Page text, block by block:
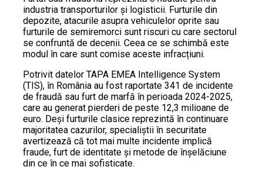
industria transporturilor și logisticii. Furturile din
depozite, atacurile asupra vehiculelor oprite sau
furturile de semiremorci sunt riscuri cu care sectorul
se confruntă de decenii. Ceea ce se schimbă este
modul în care sunt comise aceste infracțiuni.
Potrivit datelor TAPA EMEA Intelligence System
(TIS), în România au fost raportate 341 de incidente
de fraudă sau furt de marfă în perioada 2024-2025,
care au generat pierderi de peste 12,3 milioane de
euro. Deși furturile clasice reprezintă în continuare
majoritatea cazurilor, specialiștii în securitate
avertizează că tot mai multe incidente implică
fraude, furt de identitate și metode de înșelăciune
din ce în ce mai sofisticate.